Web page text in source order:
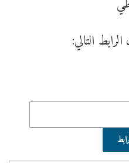
التالي: